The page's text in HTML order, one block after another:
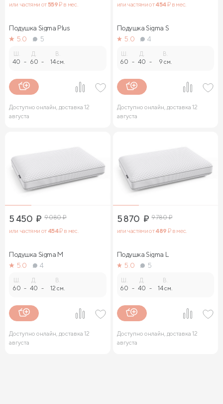
или частями от559₽ в мес.
Подушка Sigma Plus
5.0
5
Ш.
40 -
Д.
60 -
В.
14 см.
Доступно онлайн, доставка 12
августа
или частями от454₽ в мес.
Подушка Sigma S
5.0
4
Ш.
60 -
Д.
40 -
В.
9 см.
Доступно онлайн, доставка 12
августа
5 450 ₽ 9 080₽
или частями от 454₽ в мес.
Подушка Sigma M
5.0
4
60 -
Д.
40 -
В.
12 см.
Доступно онлайн, доставка 12
августа
5 870 ₽ 9 780₽
или частями от489 ₽ в мес.
Подушка Sigma L
5.0
5
60 -
Д.
40 -
В.
14 см.
Доступно онлайн, доставка 12
августа